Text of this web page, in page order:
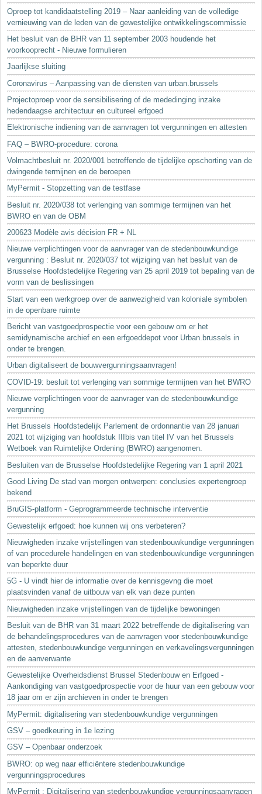
Oproep tot kandidaatstelling 2019 – Naar aanleiding van de volledige
vernieuwing van de leden van de gewestelijke ontwikkelingscommissie
Het besluit van de BHR van 11 september 2003 houdende het
voorkooprecht - Nieuwe formulieren
Jaarlijkse sluiting
Coronavirus – Aanpassing van de diensten van urban.brussels
Projectoproep voor de sensibilisering of de mededinging inzake
hedendaagse architectuur en cultureel erfgoed
Elektronische indiening van de aanvragen tot vergunningen en attesten
FAQ – BWRO-procedure: corona
Volmachtbesluit nr. 2020/001 betreffende de tijdelijke opschorting van de
dwingende termijnen en de beroepen
MyPermit - Stopzetting van de testfase
Besluit nr. 2020/038 tot verlenging van sommige termijnen van het
BWRO en van de OBM
200623 Modèle avis décision FR + NL
Nieuwe verplichtingen voor de aanvrager van de stedenbouwkundige
vergunning : Besluit nr. 2020/037 tot wijziging van het besluit van de
Brusselse Hoofdstedelijke Regering van 25 april 2019 tot bepaling van de
vorm van de beslissingen
Start van een werkgroep over de aanwezigheid van koloniale symbolen
in de openbare ruimte
Bericht van vastgoedprospectie voor een gebouw om er het
semidynamische archief en een erfgoeddepot voor Urban.brussels in
onder te brengen.
Urban digitaliseert de bouwvergunningsaanvragen!
COVID-19: besluit tot verlenging van sommige termijnen van het BWRO
Nieuwe verplichtingen voor de aanvrager van de stedenbouwkundige
vergunning
Het Brussels Hoofdstedelijk Parlement de ordonnantie van 28 januari
2021 tot wijziging van hoofdstuk IIIbis van titel IV van het Brussels
Wetboek van Ruimtelijke Ordening (BWRO) aangenomen.
Besluiten van de Brusselse Hoofdstedelijke Regering van 1 april 2021
Good Living De stad van morgen ontwerpen: conclusies expertengroep
bekend
BruGIS-platform - Geprogrammeerde technische interventie
Gewestelijk erfgoed: hoe kunnen wij ons verbeteren?
Nieuwigheden inzake vrijstellingen van stedenbouwkundige vergunningen
of van procedurele handelingen en van stedenbouwkundige vergunningen
van beperkte duur
5G - U vindt hier de informatie over de kennisgevng die moet
plaatsvinden vanaf de uitbouw van elk van deze punten
Nieuwigheden inzake vrijstellingen van de tijdelijke bewoningen
Besluit van de BHR van 31 maart 2022 betreffende de digitalisering van
de behandelingsprocedures van de aanvragen voor stedenbouwkundige
attesten, stedenbouwkundige vergunningen en verkavelingsvergunningen
en de aanverwante
Gewestelijke Overheidsdienst Brussel Stedenbouw en Erfgoed -
Aankondiging van vastgoedprospectie voor de huur van een gebouw voor
18 jaar om er zijn archieven in onder te brengen
MyPermit: digitalisering van stedenbouwkundige vergunningen
GSV – goedkeuring in 1e lezing
GSV – Openbaar onderzoek
BWRO: op weg naar efficiëntere stedenbouwkundige
vergunningsprocedures
MyPermit : Digitalisering van stedenbouwkundige vergunningsaanvragen